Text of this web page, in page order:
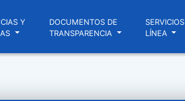
Y
DOCUMENTOS DE
TRANSPARENCIA
LÍNEA